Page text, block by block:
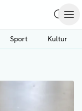
Sport Kultur